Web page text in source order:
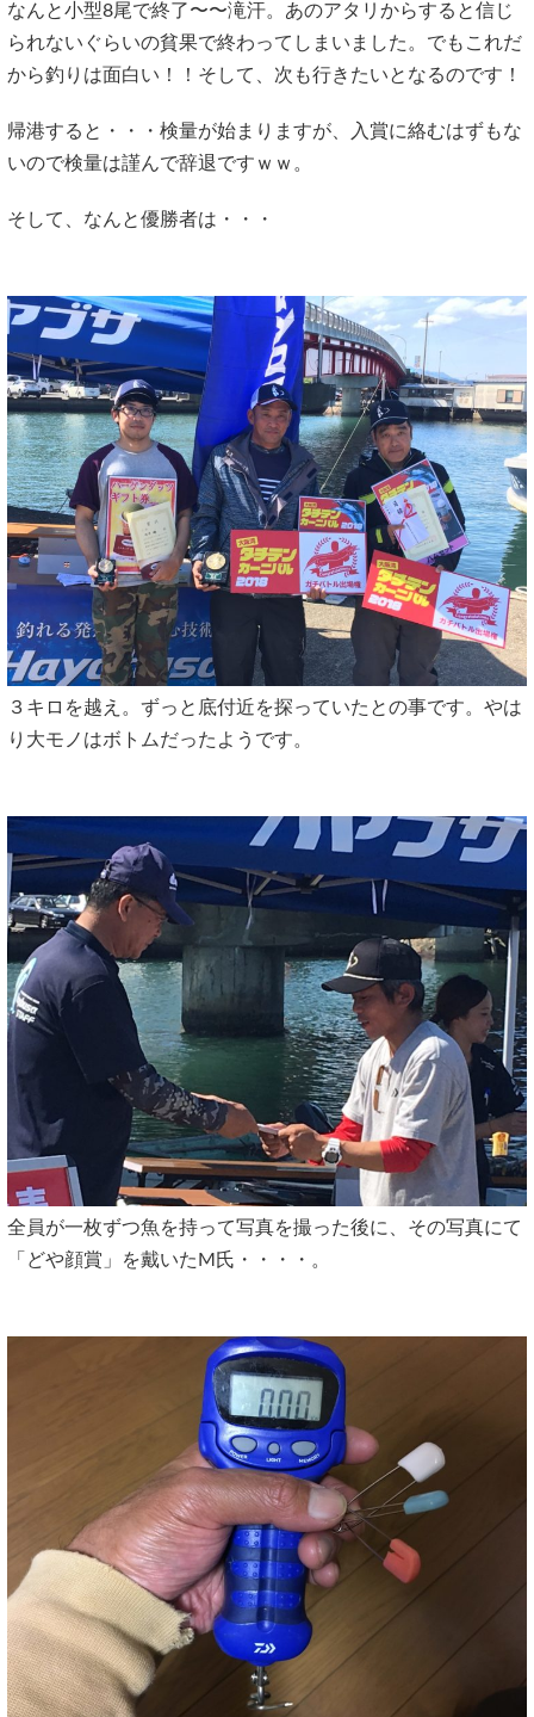
なんと小型8尾で終了〜〜滝汗。あのアタリからすると信じ
られないぐらいの貧果で終わってしまいました。でもこれだ
から釣りは面白い！！そして、次も行きたいとなるのです！
帰港すると・・・検量が始まりますが、入賞に絡むはずもな
いので検量は謹んで辞退ですｗｗ。
そして、なんと優勝者は・・・
３キロを越え。ずっと底付近を探っていたとの事です。やは
り大モノはボトムだったようです。
全員が一枚ずつ魚を持って写真を撮った後に、その写真にて
「どや顔賞」を戴いたM氏・・・・。